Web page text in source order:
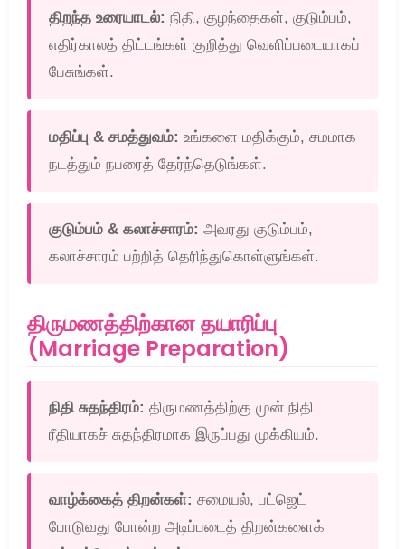
திறந்த உரையாடல்: நிதி, குழந்தைகள், குடும்பம்,
எதிர்காலத் திட்டங்கள் குறித்து வெளிப்படையாகப்
பேசுங்கள்.
மதிப்பு & சமத்துவம்: உங்களை மதிக்கும், சமமாக
நடத்தும் நபரைத் தேர்ந்தெடுங்கள்.
குடும்பம் & கலாச்சாரம்: அவரது குடும்பம்,
கலாச்சாரம் பற்றித் தெரிந்துகொள்ளுங்கள்.
திருமணத்திற்கான தயாரிப்பு
(Marriage Preparation)
நிதி சுதந்திரம்: திருமணத்திற்கு முன் நிதி
ரீதியாகச் சுதந்திரமாக இருப்பது முக்கியம்.
வாழ்க்கைத் திறன்கள்: சமையல், பட்ஜெட்
போடுவது போன்ற அடிப்படைத் திறன்களைக்